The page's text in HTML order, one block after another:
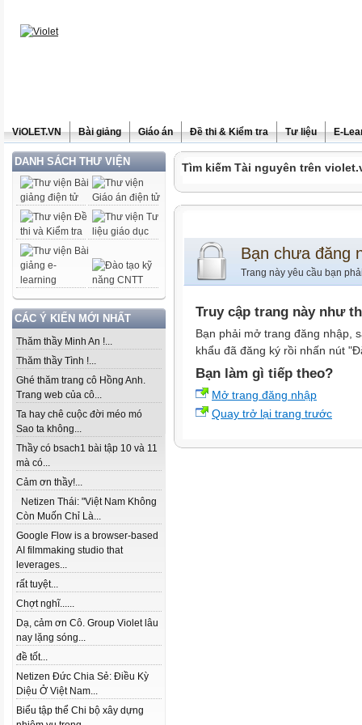
ViOLET.VN Bài giảng Giáo án Đề thi & Kiểm tra Tư liệu E-
DANH SÁCH THƯ VIỆN
CÁC Ý KIẾN MỚI NHẤT
Thăm thầy Minh An !...
Thăm thầy Tình !...
Ghé thăm trang cô Hồng Anh.
Trang web của cô...
Ta hay chê cuộc đời méo mó
Sao ta không...
Thầy có bsach1 bài tập 10 và 11
mà có...
Cảm ơn thầy!...
Netizen Thái: "Việt Nam Không
Còn Muốn Chỉ Là...
Google Flow is a browser-based
AI filmmaking studio that
leverages...
rất tuyệt...
Chợt nghĩ......
Dạ, cảm ơn Cô. Group Violet lâu
nay lặng sóng...
đề tốt...
Netizen Đức Chia Sẻ: Điều Kỳ
Diệu Ở Việt Nam...
Biểu tập thể Chi bộ xây dựng
Tìm kiếm Tài nguyên trên
Bạn chưa đăng
Trang này yêu cầu bạn
Truy cập trang này như
Bạn phải mở trang đăng nhập,
khẩu đã đăng ký rồi nhấn nút
Bạn làm gì tiếp theo?
Mở trang đăng nhập
Quay trở lại trang trước